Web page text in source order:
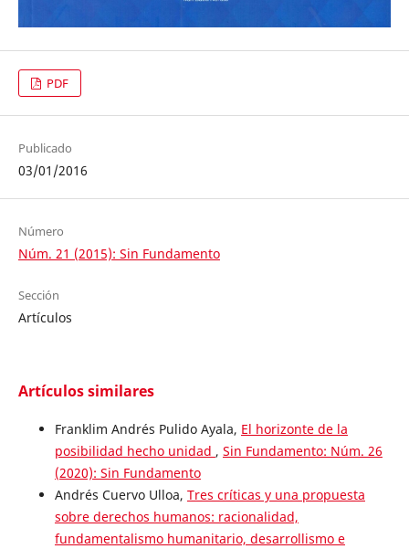
PDF
Publicado
03/01/2016
Número
Núm. 21 (2015): Sin Fundamento
Sección
Artículos
Artículos similares
Franklim Andrés Pulido Ayala, El horizonte de la
posibilidad hecho unidad , Sin Fundamento: Núm. 26
(2020): Sin Fundamento
Andrés Cuervo Ulloa, Tres críticas y una propuesta
sobre derechos humanos: racionalidad,
fundamentalismo humanitario, desarrollismo e